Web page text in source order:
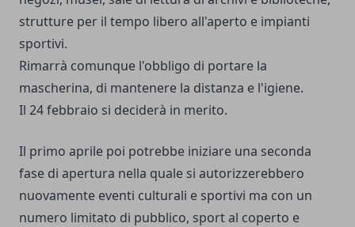
strutture per il tempo libero all'aperto e impianti
sportivi.
Rimarrà comunque l'obbligo di portare la
mascherina, di mantenere la distanza e l'igiene.
Il 24 febbraio si deciderà in merito.
Il primo aprile poi potrebbe iniziare una seconda
fase di apertura nella quale si autorizzerebbero
nuovamente eventi culturali e sportivi ma con un
numero limitato di pubblico, sport al coperto e